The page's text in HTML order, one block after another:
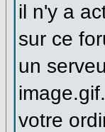
il n'y a
sur ce
un
votre